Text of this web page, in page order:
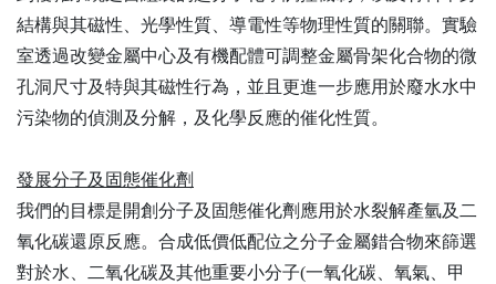
結構與其磁性、光學性質、導電性等物理性質的關聯。實驗
室透過改變金屬中心及有機配體可調整金屬骨架化合物的微
孔洞尺寸及特與其磁性行為，並且更進一步應用於廢水水中
污染物的偵測及分解，及化學反應的催化性質。
發展分子及固態催化劑
我們的目標是開創分子及固態催化劑應用於水裂解產氫及二
氧化碳還原反應。合成低價低配位之分子金屬錯合物來篩選
對於水、二氧化碳及其他重要小分子(一氧化碳、氧氣、甲